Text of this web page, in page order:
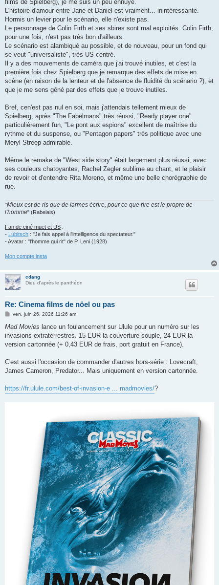
films de Spielberg), je me suis un peu ennuyé.
L'histoire d'amour entre Jane et Daniel est vraiment... inintéressante.
Hormis un levier pour le scénario, elle n'existe pas.
Le personnage de Colin Firth et ses sbires sont mal exploités. Colin Firth,
pour une fois, n'est pas très bon d'ailleurs.
Le scénario est alambiqué au possible, et de nouveau, pour un fond qui
se veut "universaliste", très US-centré.
Il y a des mouvements de caméra que j'ai trouvé inutiles, et c'est la
première fois chez Spielberg que je remarque des effets de mise en
scène (en raison de la lenteur et de l'absence de fluidité du scénario ?), et
que je me sens gêné par des effets que je trouve inutiles.
Bref, cen'est pas nul en soi, mais j'attendais tellement mieux de
Spielberg, après "The Fabelmans" très réussi, "Ready player one"
particulièrement fun, "Le pont aux espions" excellent de maîtrise du
rythme et du suspense, ou "Pentagon papers" très politique avec une
Meryl Streep admirable.
Même le remake de "West side story" était largement plus réussi, avec
ses couleurs chatoyantes, Rachel Zegler sublime au chant, et le plaisir
de revoir et d'entendre Rita Moreno, et même une belle chorégraphie de
rue.
"Mieux est de ris que de larmes écrire, pour ce que rire est le propre de
l'homme" (Rabelais)
Fan de ciné muet et US :
- Lubitsch : "Je fais appel à l'intelligence du spectateur."
- Avatar : "l'homme qui rit" de P. Leni (1928)
Mon compte insta
cdang
Dieu d'après le panthéon
Re: Cinema films de nöel ou pas
M
s
a
g
ven. juin 26, 2026 11:26 am
Mad Movies lance un foulancement sur Ulule pour un numéro sur les
invasions extraterrestres. 15 EUR la couverture souple, 24 EUR la
version cartonnée (+ 0,43 EUR de frais, port gratuit en France).
C'est aussi l'occasion de commander d'autres hors-série : Lovecraft,
James Cameron, Predator... Mais uniquement en version cartonnée.
https://fr.ulule.com/best-of-invasion-e ... madmovies/?